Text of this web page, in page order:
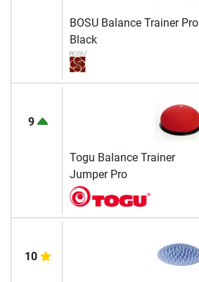
BOSU Balance Trainer Pro
Black
9
Togu Balance Trainer
Jumper Pro
10